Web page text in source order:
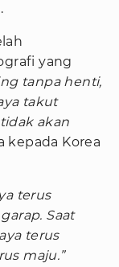
yang
tanpa henti,
takut
akan
Korea
terus
Saat
terus
maju.”